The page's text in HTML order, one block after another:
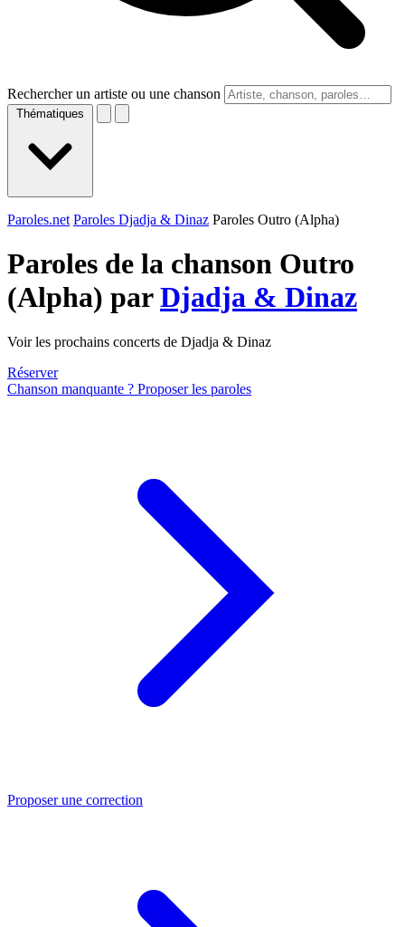
Rechercher un artiste ou une chanson
Thématiques
Paroles.net Paroles Djadja & Dinaz Paroles Outro (Alpha)
Paroles de la chanson Outro
(Alpha) parDjadja & Dinaz
Voir les prochains concerts de Djadja & Dinaz
Réserver
Chanson manquante ? Proposer les paroles
Proposer une correction